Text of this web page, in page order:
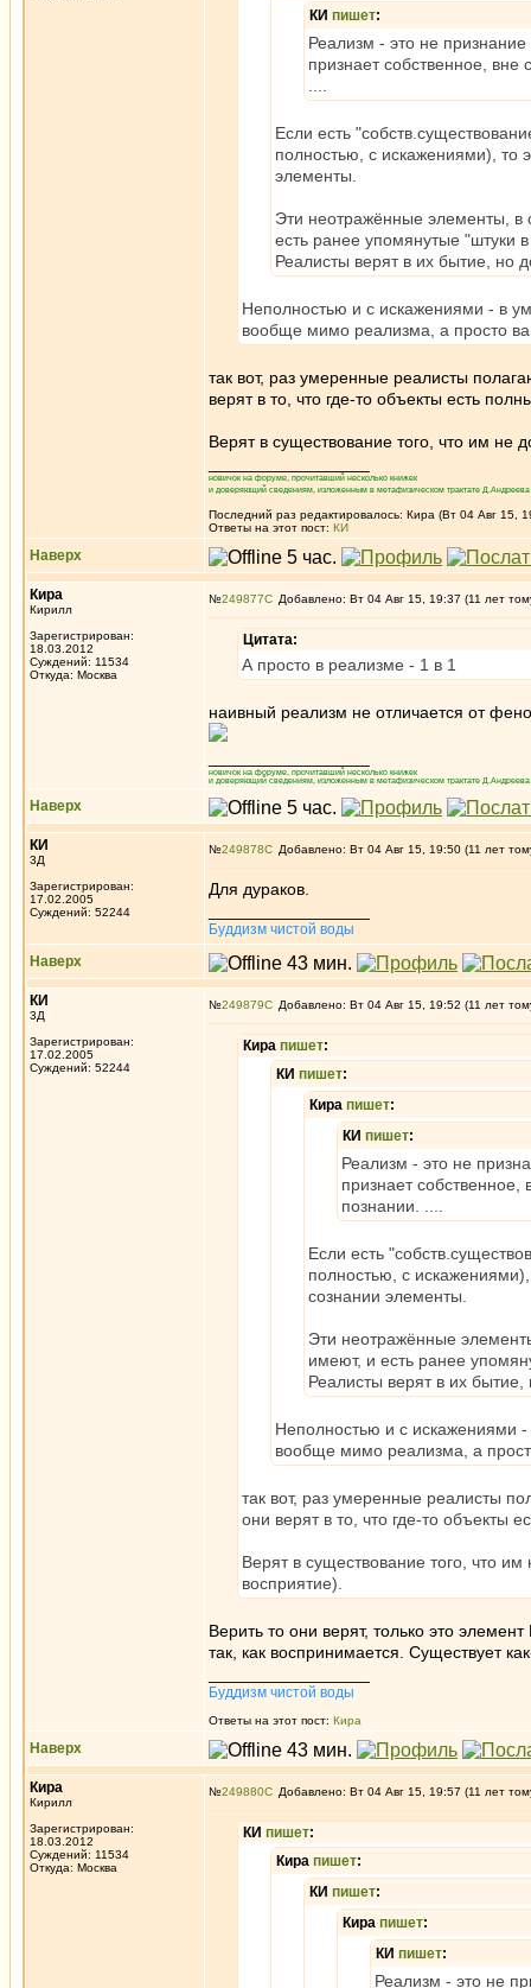
КИ пишет:
Реализм - это не
признает собственное, вне
Если есть
полностью, с искажениями), то
элементы.
Эти неотражённые элементы, в
есть ранее упомянутые "штуки
Реалисты верят в их бытие, но
Неполностью и с искажениями - в
вообще мимо реализма, а просто
так вот, раз умеренные реалисты
верят в то, что где-то объекты есть
Верят в существование того, что им не
новичок на форуме, прочитавший несколько книжек
и доверяющий сведениям, изложенным в метафизическом трактате
Последний раз редактировалось: Кира (Вт 04 Авг 15,
Ответы на этот пост: КИ
Наверх
Кира
Кирилл
Зарегистрирован:
18.03.2012
Суждений: 11534
Откуда: Москва
№249877 Добавлено: Вт 04 Авг 15, 19:37 (11 лет
Цитата:
А просто в реализме - 1 в 1
наивный реализм не отличается от
новичок на форуме, прочитавший несколько книжек
и доверяющий сведениям, изложенным в метафизическом трактате
Наверх
КИ
3Д
Зарегистрирован:
17.02.2005
Суждений: 52244
№249878 Добавлено: Вт 04 Авг 15, 19:50 (11 лет
Для дураков.
Буддизм чистой воды
Наверх
КИ
3Д
Зарегистрирован:
17.02.2005
Суждений: 52244
№249879 Добавлено: Вт 04 Авг 15, 19:52 (11 лет
Кира пишет:
КИ пишет:
Кира пишет:
КИ пишет:
Реализм - это не
признает
познании. ....
Если есть
полностью, с искажениями),
сознании элементы.
Эти неотражённые
имеют, и есть ранее
Реалисты верят в их
Неполностью и с искажениями
вообще мимо реализма, а
так вот, раз умеренные реалисты
они верят в то, что где-то объекты
Верят в существование того, что
восприятие).
Верить то они верят, только это
так, как воспринимается. Существует
Буддизм чистой воды
Ответы на этот пост: Кира
Наверх
Кира
Кирилл
Зарегистрирован:
18.03.2012
Суждений: 11534
Откуда: Москва
№249880 Добавлено: Вт 04 Авг 15, 19:57 (11 лет
КИ пишет:
Кира пишет:
КИ пишет:
Кира пишет:
КИ пишет:
Реализм - это не